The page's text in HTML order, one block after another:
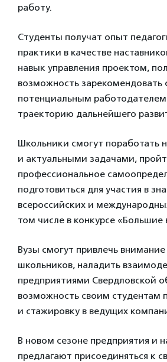
работу.
Студенты получат опыт
практики в качестве
навык управления проектом,
возможность зарекомендовать
потенциальным
траекторию дальнейшего
Школьники смогут поработать
и актуальными задачами,
профессиональное
подготовиться для участия в
всероссийских и
том числе в конкурсе «Большие
Вузы смогут привлечь
школьников, наладить
предприятиями Свердловской
возможность своим студентам
и стажировку в ведущих
В новом сезоне предприятия и
предлагают присоединяться к